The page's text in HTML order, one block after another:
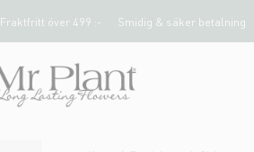
Fraktfritt över 499 :- Smidig & säker betalning